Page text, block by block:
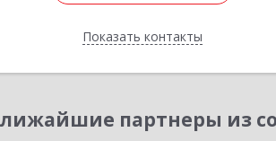
Показать контакты
Назад
партнеры из